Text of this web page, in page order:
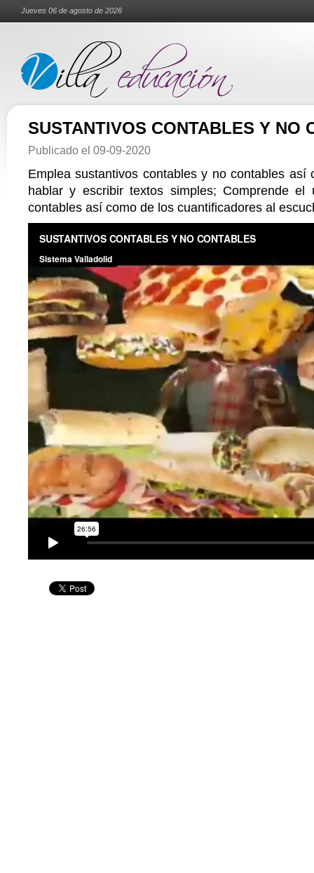
Jueves 06 de agosto de 2026
SUSTANTIVOS CONTABLES Y NO
Publicado el 09-09-2020
Emplea sustantivos contables y no contables así
hablar y escribir textos simples; Comprende el
contables así como de los cuantificadores al